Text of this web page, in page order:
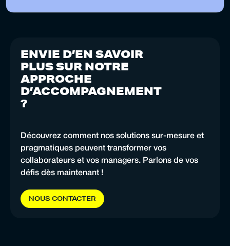
ENVIE D’EN SAVOIR
PLUS SUR NOTRE
APPROCHE
D’ACCOMPAGNEMENT
?
Découvrez comment nos solutions sur-mesure et
pragmatiques peuvent transformer vos
collaborateurs et vos managers. Parlons de vos
défis dès maintenant !
NOUS CONTACTER